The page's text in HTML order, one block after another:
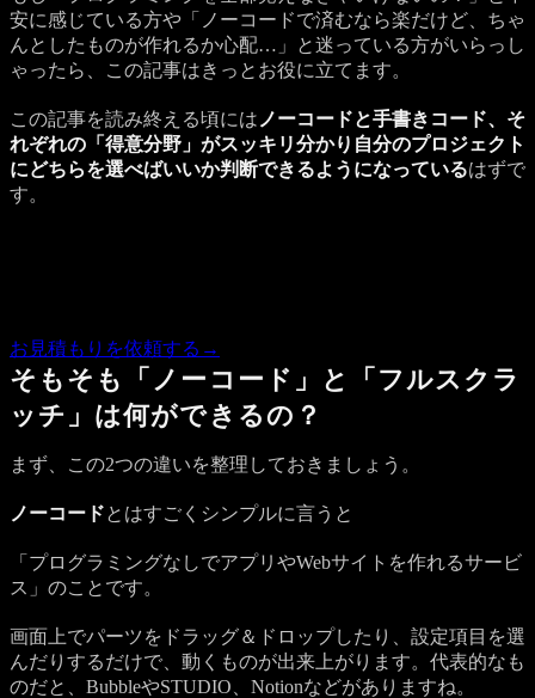
安に感じている方や「ノーコードで済むなら楽だけど、ちゃ
んとしたものが作れるか心配…」と迷っている方がいらっし
ゃったら、この記事はきっとお役に立てます。
この記事を読み終える頃には ノーコードと手書きコード、そ
れぞれの「得意分野」がスッキリ分かり自分のプロジェクト
にどちらを選べばいいか判断できるようになっているはずで
す。
お見積もりを依頼する →
そもそも「ノーコード」と「フルスクラ
ッチ」は何ができるの？
まず、この2つの違いを整理しておきましょう。
ノーコードとはすごくシンプルに言うと
「プログラミングなしでアプリやWebサイトを作れるサービ
ス」のことです。
画面上でパーツをドラッグ＆ドロップしたり、設定項目を選
んだりするだけで、動くものが出来上がります。代表的なも
のだと、BubbleやSTUDIO、Notionなどがありますね。